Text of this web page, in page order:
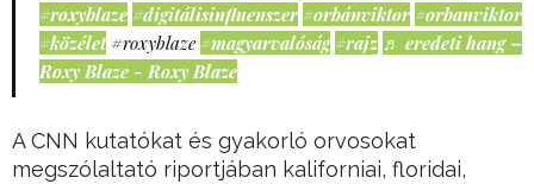
#roxyblaze #digitálisinfluenszer #orbánviktor #orbanviktor
#közélet #roxyblaze #magyarvalóság #rajz ♬ eredeti hang –
Roxy Blaze - Roxy Blaze
A CNN kutatókat és gyakorló orvosokat
megszólaltató riportjában kaliforniai, floridai,